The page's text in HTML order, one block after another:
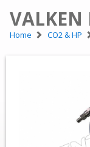
VALKEN
Home CO2 & HP